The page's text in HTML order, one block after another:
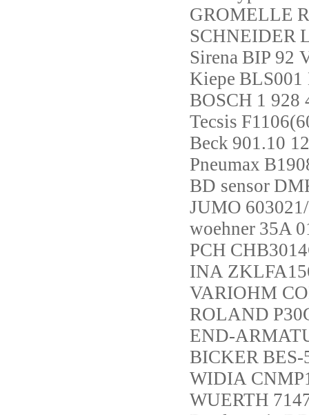
GROMELLE
SCHNEIDER
Sirena BIP 92
Kiepe BLS001
BOSCH 1 928
Tecsis
Beck 901.10
Pneumax
BD sensor
JUMO
woehner 35A
PCH
INA
VARIOHM
ROLAND
END-
BICKER BES-
WIDIA
WUERTH